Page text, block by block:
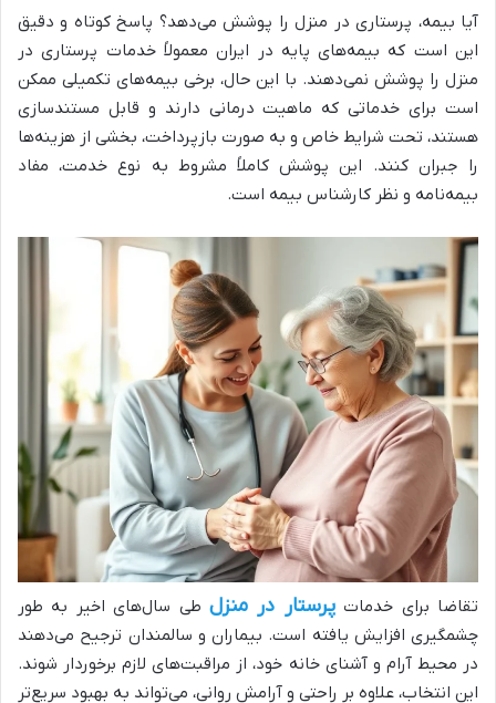
آیا بیمه، پرستاری در منزل را پوشش می‌دهد؟ پاسخ کوتاه و دقیق
این است که بیمه‌های پایه در ایران معمولاً خدمات پرستاری در
منزل را پوشش نمی‌دهند. با این حال، برخی بیمه‌های تکمیلی ممکن
است برای خدماتی که ماهیت درمانی دارند و قابل مستندسازی
هستند، تحت شرایط خاص و به صورت بازپرداخت، بخشی از هزینه‌ها
را جبران کنند. این پوشش کاملاً مشروط به نوع خدمت، مفاد
بیمه‌نامه و نظر کارشناس بیمه است.
تقاضا برای خدماتپرستار در منزل طی سال‌های اخیر به طور
چشمگیری افزایش یافته است. بیماران و سالمندان ترجیح می‌دهند
در محیط آرام و آشنای خانه خود، از مراقبت‌های لازم برخوردار شوند.
این انتخاب، علاوه بر راحتی و آرامش روانی، می‌تواند به بهبود سریع‌تر